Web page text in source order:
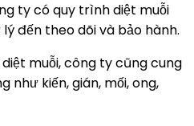
ty có quy trình diệt muỗi
đến theo dõi và bảo hành.
diệt muỗi, công ty cũng cung
như kiến, gián, mối, ong,